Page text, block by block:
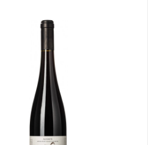
в наличии
Barth, Vignoble de Kientzheim
AOC, 2022
Юго-Запад Франции, Каор